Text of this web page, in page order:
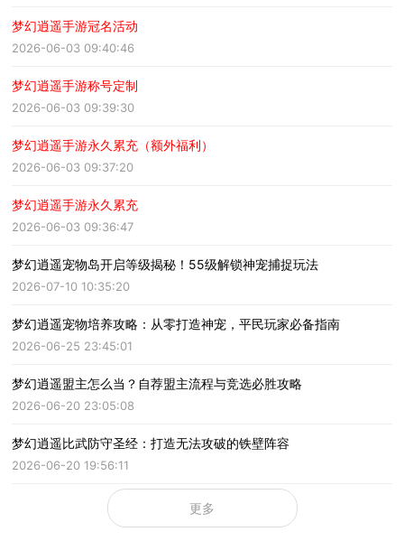
梦幻逍遥手游冠名活动
2026-06-03 09:40:46
梦幻逍遥手游称号定制
2026-06-03 09:39:30
梦幻逍遥手游永久累充（额外福利）
2026-06-03 09:37:20
梦幻逍遥手游永久累充
2026-06-03 09:36:47
梦幻逍遥宠物岛开启等级揭秘！55级解锁神宠捕捉玩法
2026-07-10 10:35:20
梦幻逍遥宠物培养攻略：从零打造神宠，平民玩家必备指南
2026-06-25 23:45:01
梦幻逍遥盟主怎么当？自荐盟主流程与竞选必胜攻略
2026-06-20 23:05:08
梦幻逍遥比武防守圣经：打造无法攻破的铁壁阵容
2026-06-20 19:56:11
更多